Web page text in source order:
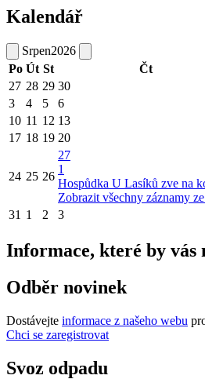
Kalendář
Srpen2026
Po Út St Čt
27 28 29 30
3
4 5 6
10 11 12 13
17 18 19 20
24 25 26
27
1
Hospůdka U Lasíků zve na
Zobrazit všechny záznamy
31 1 2 3
Informace, které by vás
Odběr novinek
Dostávejte informace z našeho webu
Chci se zaregistrovat
Svoz odpadu